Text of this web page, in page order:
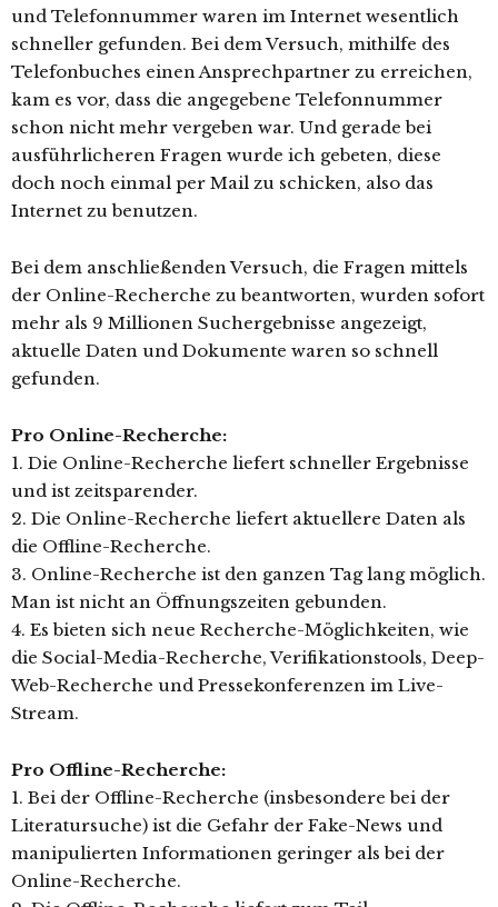
und Telefonnummer waren im Internet wesentlich
schneller gefunden. Bei dem Versuch, mithilfe des
Telefonbuches einen Ansprechpartner zu erreichen,
kam es vor, dass die angegebene Telefonnummer
schon nicht mehr vergeben war. Und gerade bei
ausführlicheren Fragen wurde ich gebeten, diese
doch noch einmal per Mail zu schicken, also das
Internet zu benutzen.
Bei dem anschließenden Versuch, die Fragen mittels
der Online-Recherche zu beantworten, wurden sofort
mehr als 9 Millionen Suchergebnisse angezeigt,
aktuelle Daten und Dokumente waren so schnell
gefunden.
Pro Online-Recherche:
1. Die Online-Recherche liefert schneller Ergebnisse
und ist zeitsparender.
2. Die Online-Recherche liefert aktuellere Daten als
die Offline-Recherche.
3. Online-Recherche ist den ganzen Tag lang möglich.
Man ist nicht an Öffnungszeiten gebunden.
4. Es bieten sich neue Recherche-Möglichkeiten, wie
die Social-Media-Recherche, Verifikationstools, Deep-
Web-Recherche und Pressekonferenzen im Live-
Stream.
Pro Offline-Recherche:
1. Bei der Offline-Recherche (insbesondere bei der
Literatursuche) ist die Gefahr der Fake-News und
manipulierten Informationen geringer als bei der
Online-Recherche.